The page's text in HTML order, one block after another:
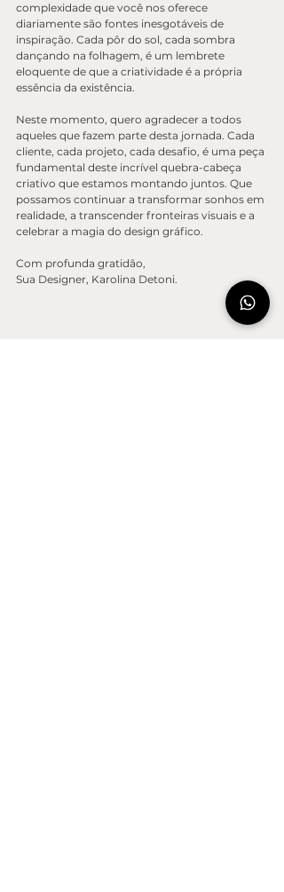
complexidade que você nos oferece
diariamente são fontes inesgotáveis de
inspiração. Cada pôr do sol, cada sombra
dançando na folhagem, é um lembrete
eloquente de que a criatividade é a própria
essência da existência.
Neste momento, quero agradecer a todos
aqueles que fazem parte desta jornada. Cada
cliente, cada projeto, cada desafio, é uma peça
fundamental deste incrível quebra-cabeça
criativo que estamos montando juntos. Que
possamos continuar a transformar sonhos em
realidade, a transcender fronteiras visuais e a
celebrar a magia do design gráfico.
Com profunda gratidão,
Sua Designer, Karolina Detoni.